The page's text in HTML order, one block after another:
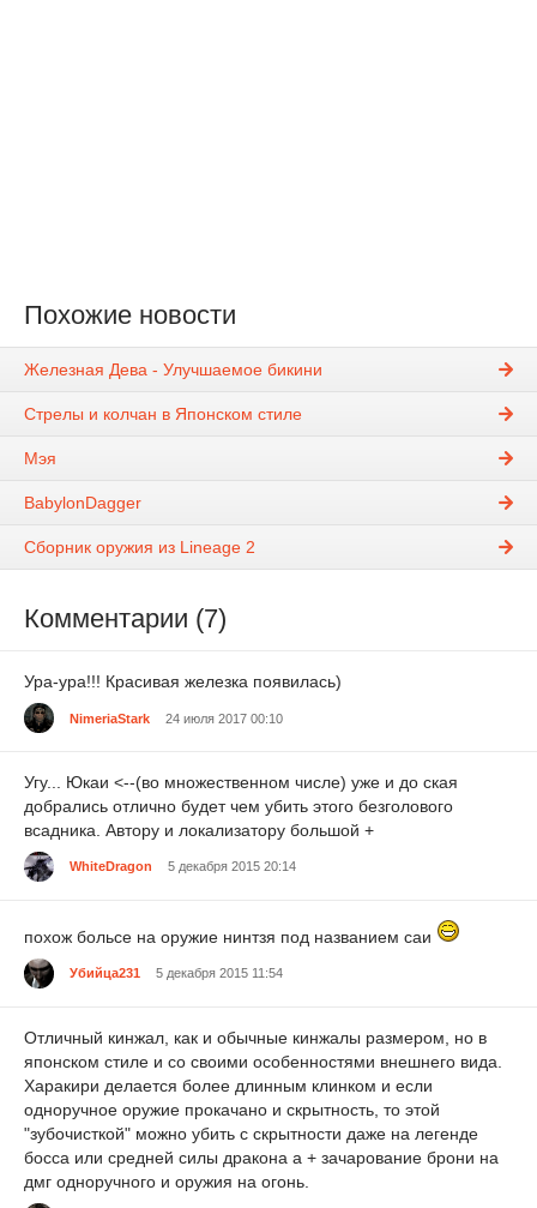
Похожие новости
Железная Дева - Улучшаемое бикини
Стрелы и колчан в Японском стиле
Мэя
BabylonDagger
Сборник оружия из Lineage 2
Комментарии (7)
Ура-ура!!! Красивая железка появилась)
NimeriaStark 24 июля 2017 00:10
Угу... Юкаи <--(во множественном числе) уже и до ская
добрались отлично будет чем убить этого безголового
всадника. Автору и локализатору большой +
WhiteDragon 5 декабря 2015 20:14
похож больсе на оружие нинтзя под названием саи
Убийца231 5 декабря 2015 11:54
Отличный кинжал, как и обычные кинжалы размером, но в
японском стиле и со своими особенностями внешнего вида.
Харакири делается более длинным клинком и если
одноручное оружие прокачано и скрытность, то этой
"зубочисткой" можно убить с скрытности даже на легенде
босса или средней силы дракона а + зачарование брони на
дмг одноручного и оружия на огонь.